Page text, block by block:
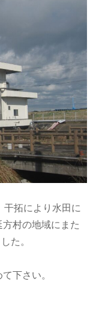
干拓により水田に
村の地域にまた
た。
下さい。